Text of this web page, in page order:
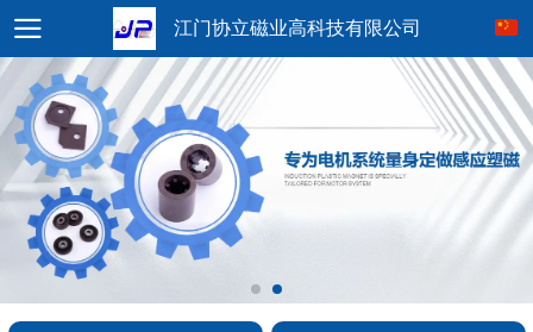
江门协立磁业高科技有限公司